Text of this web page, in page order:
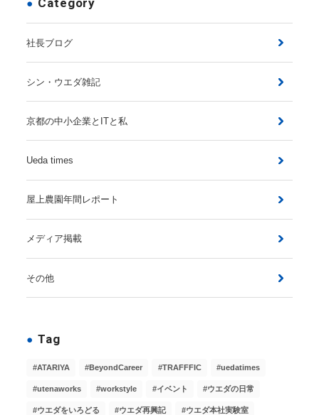
社長ブログ
シン・ウエダ雑記
京都の中小企業とITと私
Ueda times
屋上農園年間レポート
メディア掲載
その他
Tag
ATARIYA BeyondCareer TRAFFFIC uedatimes
utenaworks workstyle イベント ウエダの日常
ウエダをいろどる ウエダ再興記 ウエダ本社実験室